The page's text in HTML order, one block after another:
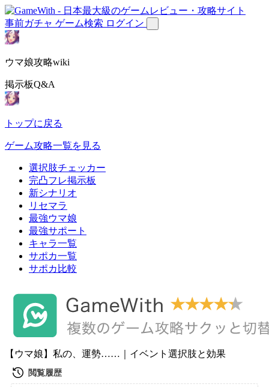
事前ガチャ ゲーム検索 ログイン
ウマ娘攻略wiki
掲示板Q&A
トップに戻る
ゲーム攻略一覧を見る
選択肢チェッカー
完凸フレ掲示板
新シナリオ
リセマラ
最強ウマ娘
最強サポート
キャラ一覧
サポカ一覧
サポカ比較
【ウマ娘】私の、運勢……｜イベント選択肢と効果